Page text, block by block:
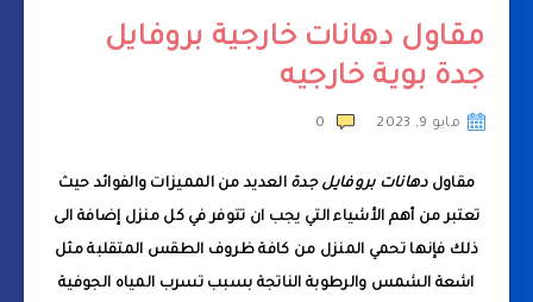
مقاول دهانات خارجية بروفايل
جدة بوية خارجيه
مايو 9, 2023 0
مقاولدهانات بروفايل جدة العديد من المميزات والفوائد حيث
تعتبر من أهم الأشياء التي يجب ان تتوفر في كل منزل إضافة الى
ذلك فإنها تحمي المنزل من كافة ظروف الطقس المتقلبة مثل
اشعة الشمس والرطوبة الناتجة بسبب تسرب المياه الجوفية